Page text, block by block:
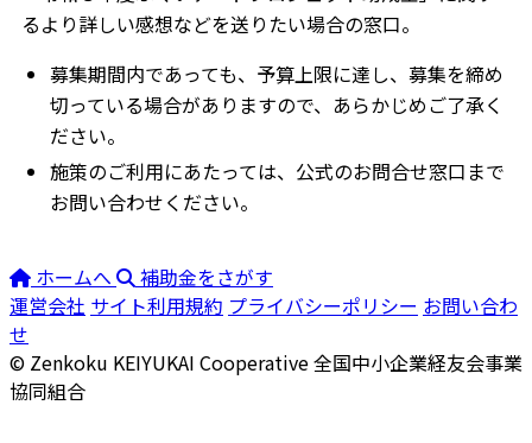
るより詳しい感想などを送りたい場合の窓口。
募集期間内であっても、予算上限に達し、募集を締め
切っている場合がありますので、あらかじめご了承く
ださい。
施策のご利用にあたっては、公式のお問合せ窓口まで
お問い合わせください。
ホームへ
補助金をさがす
運営会社 サイト利用規約 プライバシーポリシー お問い合わ
せ
© Zenkoku KEIYUKAI Cooperative全国中小企業経友会事業
協同組合